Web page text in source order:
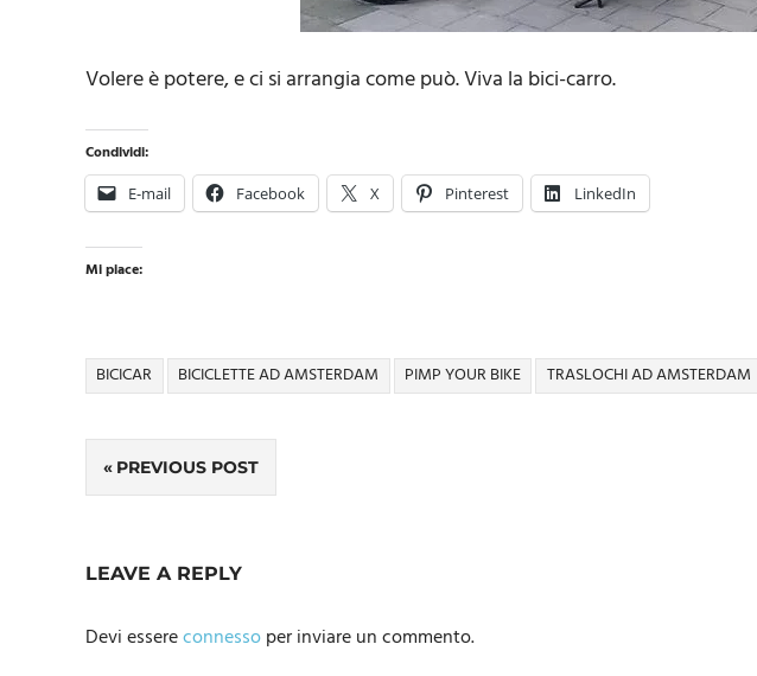
Volere è potere, e ci si arrangia come può. Viva la bici-carro.
Condividi:
E-mail Facebook X Pinterest LinkedIn
Mi piace:
BICICAR BICICLETTE AD AMSTERDAM PIMP YOUR BIKE TRASLOCHI AD AMSTERDAM
Navigazione
PREVIOUS POST
LEAVE A REPLY
Devi essereconnessoper inviare un commento.